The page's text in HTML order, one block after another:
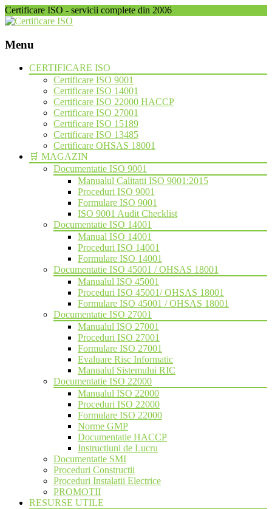
Certificare ISO - servicii complete din 2006
Menu
Skip
CERTIFICARE ISO
Certificare ISO 9001
Certificare ISO 14001
Certificare ISO 22000 HACCP
Certificare ISO 27001
Certificare ISO 15189
Certificare ISO 13485
Certificare OHSAS 18001
🛒 MAGAZIN
Documentatie ISO 9001
Manualul Calitatii ISO 9001:2015
Proceduri ISO 9001
Formulare ISO 9001
ISO 9001 Audit Checklist
Documentatie ISO 14001
Manual ISO 14001
Proceduri ISO 14001
Formulare ISO 14001
Documentatie ISO 45001 / OHSAS 18001
Manualul ISO 45001
Proceduri ISO 45001/ OHSAS 18001
Formulare ISO 45001 / OHSAS 18001
Documentatie ISO 27001
Manualul ISO 27001
Proceduri ISO 27001
Formulare ISO 27001
Evaluare Risc Informatic
Manualul Sistemului RIC
Documentatie ISO 22000
Manualul ISO 22000
Proceduri ISO 22000
Formulare ISO 22000
Norme GMP
Documentatie HACCP
Instructiuni de Lucru
Documentatie SMI
Proceduri Constructii
Proceduri Instalatii Electrice
PROMOTII
RESURSE UTILE